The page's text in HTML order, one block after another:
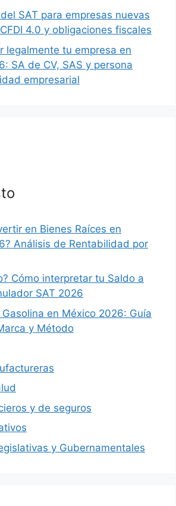
SAT para empresas nuevas
4.0 y obligaciones fiscales
legalmente tu empresa en
SA de CV, SAS y persona
empresarial
en Bienes Raíces en
Análisis de Rentabilidad por
Cómo interpretar tu Saldo a
SAT 2026
en México 2026: Guía
y Método
y de seguros
y Gubernamentales